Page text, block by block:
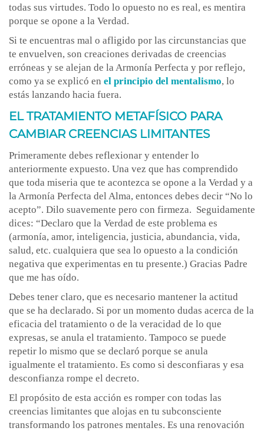
todas sus virtudes. Todo lo opuesto no es real, es mentira
porque se opone a la Verdad.
Si te encuentras mal o afligido por las circunstancias que
te envuelven, son creaciones derivadas de creencias
erróneas y se alejan de la Armonía Perfecta y por reflejo,
como ya se explicó en el principio del mentalismo, lo
estás lanzando hacia fuera.
EL TRATAMIENTO METAFÍSICO PARA
CAMBIAR CREENCIAS LIMITANTES
Primeramente debes reflexionar y entender lo
anteriormente expuesto. Una vez que has comprendido
que toda miseria que te acontezca se opone a la Verdad y a
la Armonía Perfecta del Alma, entonces debes decir “No lo
acepto”. Dilo suavemente pero con firmeza. Seguidamente
dices: “Declaro que la Verdad de este problema es
(armonía, amor, inteligencia, justicia, abundancia, vida,
salud, etc. cualquiera que sea lo opuesto a la condición
negativa que experimentas en tu presente.) Gracias Padre
que me has oído.
Debes tener claro, que es necesario mantener la actitud
que se ha declarado. Si por un momento dudas acerca de la
eficacia del tratamiento o de la veracidad de lo que
expresas, se anula el tratamiento. Tampoco se puede
repetir lo mismo que se declaró porque se anula
igualmente el tratamiento. Es como si desconfiaras y esa
desconfianza rompe el decreto.
El propósito de esta acción es romper con todas las
creencias limitantes que alojas en tu subconsciente
transformando los patrones mentales. Es una renovación